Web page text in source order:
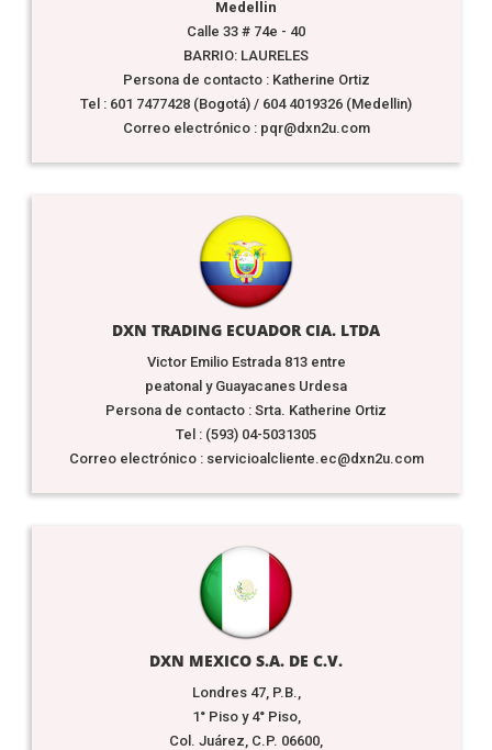
Medellin
Calle 33 # 74e - 40
BARRIO: LAURELES
Persona de contacto : Katherine Ortiz
Tel : 601 7477428 (Bogotá) / 604 4019326 (Medellin)
Correo electrónico : pqr@dxn2u.com
DXN TRADING ECUADOR CIA. LTDA
Victor Emilio Estrada 813 entre
peatonal y Guayacanes Urdesa
Persona de contacto : Srta. Katherine Ortiz
Tel : (593) 04-5031305
Correo electrónico : servicioalcliente.ec@dxn2u.com
DXN MEXICO S.A. DE C.V.
Londres 47, P.B.,
1° Piso y 4° Piso,
Col. Juárez, C.P. 06600,